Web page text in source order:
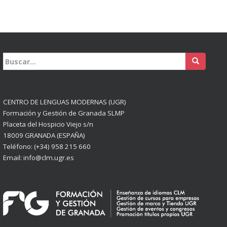
Buscar:
CENTRO DE LENGUAS MODERNAS (UGR)
Formación y Gestión de Granada SLMP
Placeta del Hospicio Viejo s/n
18009 GRANADA (ESPAÑA)
Teléfono: (+34) 958 215 660
Email: info@clm.ugr.es